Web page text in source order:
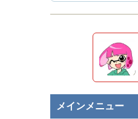
メインメニュー